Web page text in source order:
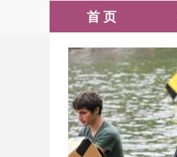
首 页
首 页